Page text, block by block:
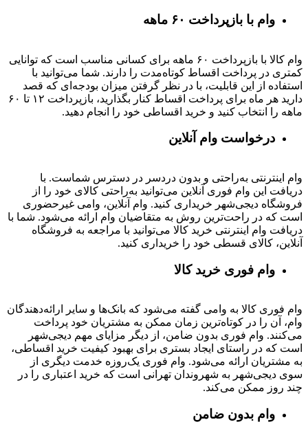
وام با بازپرداخت ۶۰ ماهه
وام کالا با بازپرداخت ۶۰ ماهه برای کسانی مناسب است که توانایی
کمتری در پرداخت اقساط کوتاه‌مدت را دارند. شما می‌توانید با
استفاده از این قابلیت، با در نظر گرفتن میزان بودجه‌ای که قصد
دارید هر ماه برای پرداخت اقساط کنار بگذارید، بازپرداخت ۱۲ تا ۶۰
ماهه را انتخاب کنید و خرید اقساطی خود را انجام دهید.
درخواست وام آنلاین
وام اینترنتی به‌راحتی و بدون دردسر در دسترس شماست. با
دریافت این وام فوری آنلاین می‌توانید به‌راحتی کالای خود را از
فروشگاه دیجی‌شهر خریداری کنید. وام آنلاین، وامی غیرحضوری
است که در راحت‌ترین روش به متقاضیان وام ارائه می‌شود. شما با
دریافت وام اینترنتی خرید کالا می‌توانید با مراجعه به فروشگاه
آنلاین، کالای قسطی خود را خریداری کنید.
وام فوری خرید کالا
وام فوری کالا به وامی گفته می‌شود که بانک‌ها و سایر ارائه‌دهندگان
وام، آن را در کوتاه‌ترین زمان ممکن به مشتریان خود پرداخت
می‌کنند. وام فوری بدون ضامن، از دیگر مزایای مهم دیجی‌شهر
است که در راستای ایجاد بستری برای بهبود کیفیت خرید اقساطی،
به مشتریان ارائه می‌شود. وام فوری یک‌روزه خدمت دیگری از
سوی دیجی‌شهر به شهروندان تهرانی است که خرید اعتباری را در
چند روز ممکن می‌کند.
وام بدون ضامن